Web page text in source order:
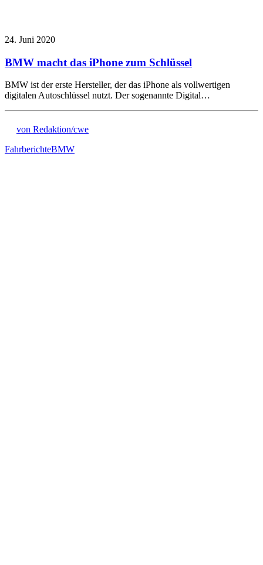
24. Juni 2020
BMW macht das iPhone zum Schlüssel
BMW ist der erste Hersteller, der das iPhone als vollwertigen
digitalen Autoschlüssel nutzt. Der sogenannte Digital…
von Redaktion/cwe
FahrberichteBMW